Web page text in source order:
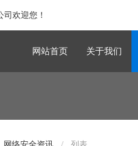
欢迎您！
网站首页 关于我们
网络安全资讯 列表